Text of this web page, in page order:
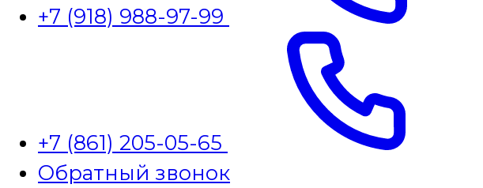
+7 (918) 988-97-99
+7 (861) 205-05-65
Обратный звонок